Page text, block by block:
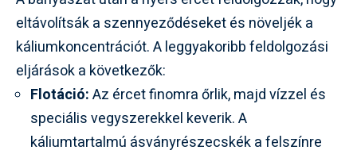
eltávolítsák a szennyeződéseket és növeljék a
káliumkoncentrációt. A leggyakoribb feldolgozási
eljárások a következők:
Flotáció:Az ércet finomra őrlik, majd vízzel és
speciális vegyszerekkel keverik. A
káliumtartalmú ásványrészecskék a felszínre